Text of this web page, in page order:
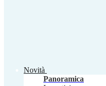
Novità
Panoramica